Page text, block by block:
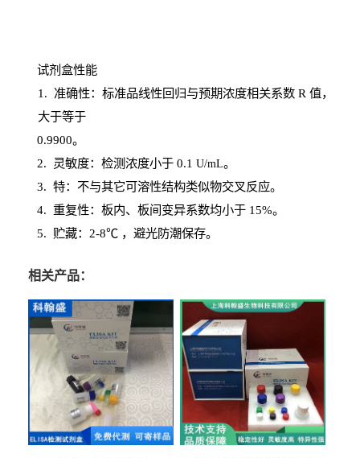
试剂盒性能
1 . 准确性：标准品线性回归与预期浓度相关系数 R 值，
大于等于
0.9900。
2. 灵敏度：检测浓度小于0.1 U/mL。
3. 特：不与其它可溶性结构类似物交叉反应。
4. 重复性：板内、板间变异系数均小于15%。
5. 贮藏：2-8℃ ，避光防潮保存。
相关产品：